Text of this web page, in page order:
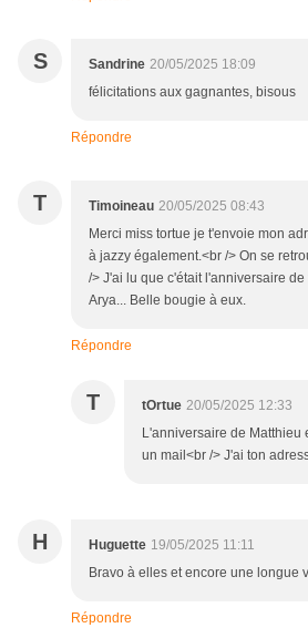
S Sandrine 20/05/2025 18:09
félicitations aux gagnantes, bisous
Répondre
T Timoineau 20/05/2025 08:43
Merci miss tortue je t'envoie mon
à jazzy également.<br /> On se
/> J'ai lu que c'était l'anniversaire
Arya... Belle bougie à eux.
Répondre
T tOrtue 20/05/2025 12:33
L'anniversaire de Matthieu
un mail<br /> J'ai ton
H Huguette 19/05/2025 11:11
Bravo à elles et encore une longue
Répondre